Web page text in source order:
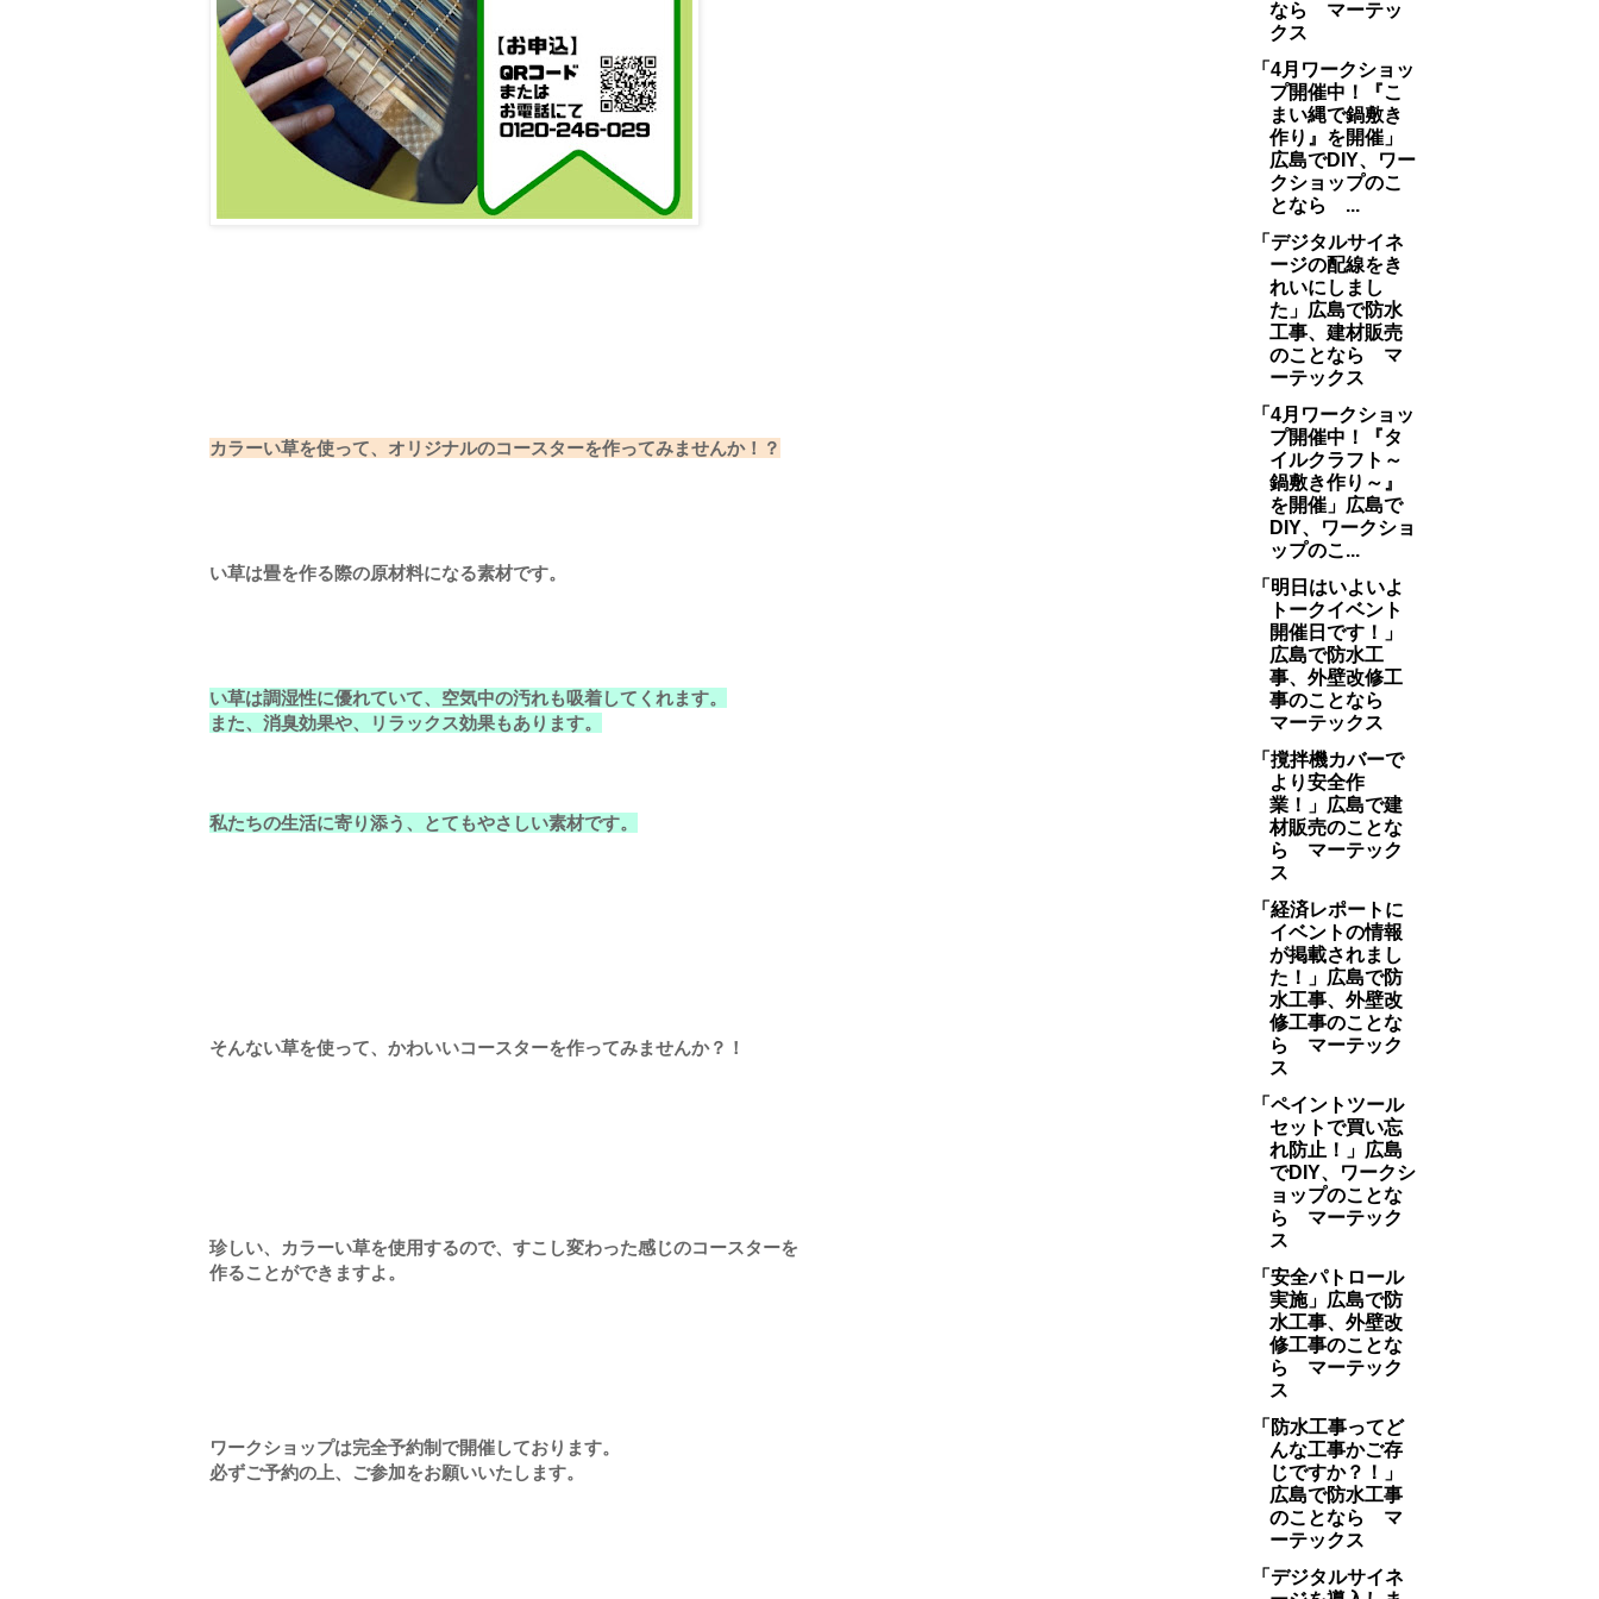
カラーい草を使って、オリジナルのコースターを作ってみませんか！？
い草は畳を作る際の原材料になる素材です。
い草は調湿性に優れていて、空気中の汚れも吸着してくれます。
また、消臭効果や、リラックス効果もあります。
私たちの生活に寄り添う、とてもやさしい素材です。
そんない草を使って、かわいいコースターを作ってみませんか？！
珍しい、カラーい草を使用するので、すこし変わった感じのコースターを
作ることができますよ。
ワークショップは完全予約制で開催しております。
必ずご予約の上、ご参加をお願いいたします。
なら マーテッ
クス
「4月ワークショッ
プ開催中！『こ
まい縄で鍋敷き
作り』を開催」
広島でDIY、ワー
クショップのこ
となら ...
「デジタルサイネ
ージの配線をき
れいにしまし
た」広島で防水
工事、建材販売
のことなら マ
ーテックス
「4月ワークショッ
プ開催中！『タ
イルクラフト～
鍋敷き作り～』
を開催」広島で
DIY、ワークショ
ップのこ...
「明日はいよいよ
トークイベント
開催日です！」
広島で防水工
事、外壁改修工
事のことなら
マーテックス
「撹拌機カバーで
より安全作
業！」広島で建
材販売のことな
ら マーテック
ス
「経済レポートに
イベントの情報
が掲載されまし
た！」広島で防
水工事、外壁改
修工事のことな
ら マーテック
ス
「ペイントツール
セットで買い忘
れ防止！」広島
でDIY、ワークシ
ョップのことな
ら マーテック
ス
「安全パトロール
実施」広島で防
水工事、外壁改
修工事のことな
ら マーテック
ス
「防水工事ってど
んな工事かご存
じですか？！」
広島で防水工事
のことなら マ
ーテックス
「デジタルサイネ